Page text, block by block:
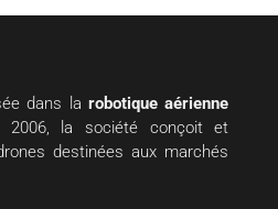
dans la robotique aérienne
2006, la société conçoit et
destinées aux marchés